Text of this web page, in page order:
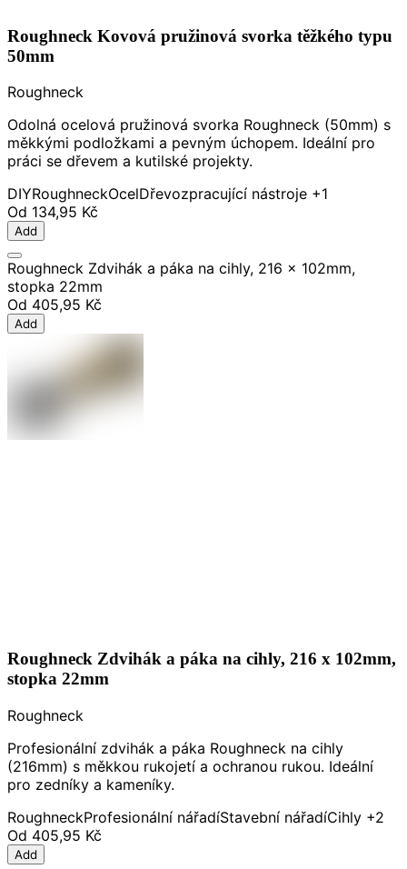
Roughneck Kovová pružinová svorka těžkého typu
50mm
Roughneck
Odolná ocelová pružinová svorka Roughneck (50mm) s
měkkými podložkami a pevným úchopem. Ideální pro
práci se dřevem a kutilské projekty.
DIYRoughneckOcelDřevozpracující nástroje +1
Od 134,95 Kč
Add
Roughneck Zdvihák a páka na cihly, 216 x 102mm,
stopka 22mm
Od 405,95 Kč
Add
Roughneck Zdvihák a páka na cihly, 216 x 102mm,
stopka 22mm
Roughneck
Profesionální zdvihák a páka Roughneck na cihly
(216mm) s měkkou rukojetí a ochranou rukou. Ideální
pro zedníky a kameníky.
RoughneckProfesionální nářadíStavební nářadíCihly +2
Od 405,95 Kč
Add